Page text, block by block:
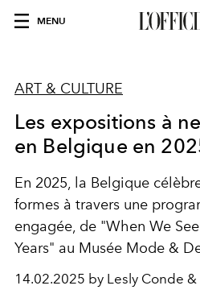
MENU
ART & CULTURE
Les expositions à
en Belgique en
En 2025, la Belgique
formes à travers une
engagée, de "When We
Years" au Musée Mode &
14.02.2025 by Lesly Conde